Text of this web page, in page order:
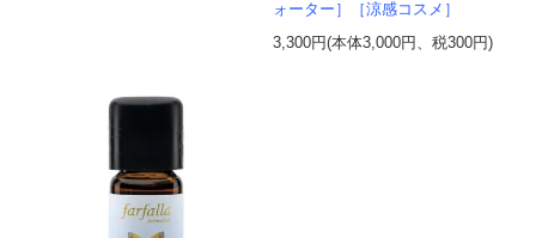
ォーター］［涼感コスメ］
3,300円(本体3,000円、税300円)